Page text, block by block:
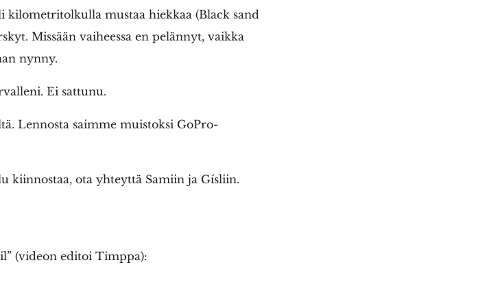
kilometritolkulla mustaa hiekkaa (Black sand
Missään vaiheessa en pelännyt, vaikka
nynny.
Ei sattunu.
Lennosta saimme muistoksi GoPro-
kiinnostaa, ota yhteyttä Samiin ja Gísliin.
(videon editoi Timppa):